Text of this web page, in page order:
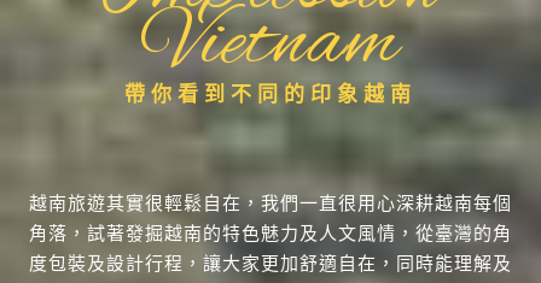
Vietnam
帶你看到不同的印象越南
越南旅遊其實很輕鬆自在，我們一直很用心深耕越南每個
角落，試著發掘越南的特色魅力及人文風情，從臺灣的角
度包裝及設計行程，讓大家更加舒適自在，同時能理解及